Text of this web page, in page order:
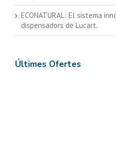
ECONATURAL: El sistema
dispensadors de Lucart.
Últimes Ofertes